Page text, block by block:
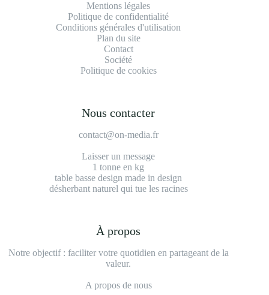
Mentions légales
Politique de confidentialité
Conditions générales d'utilisation
Plan du site
Contact
Société
Politique de cookies
Nous contacter
contact@on-media.fr
Laisser un message
1 tonne en kg
table basse design made in design
désherbant naturel qui tue les racines
À propos
Notre objectif : faciliter votre quotidien en partageant de la
valeur.
A propos de nous